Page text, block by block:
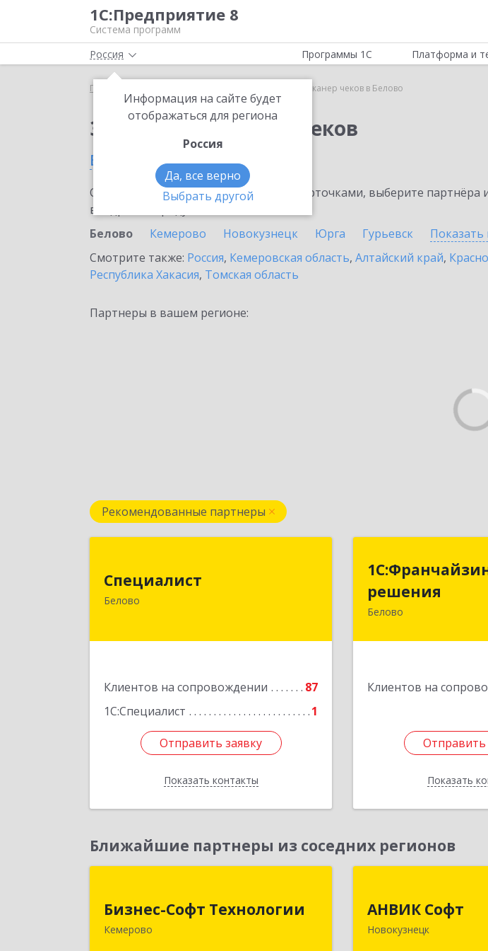
1С:Предприятие 8
Система программ
Россия
Информация на сайте будет
отображаться для региона
Россия
Да, все верно
Выбрать другой
Программы 1С Платформа и
Главная 1С:Сканер чеков в Белово
Заказать 1С:Сканер чеков
в Белово
Ознакомьтесь с информационными карточками, выберите партнёра
внедрение продукта.
Белово
Кемерово Новокузнецк Юрга Гурьевск Показать
Смотрите также: Россия, Кемеровская область, Алтайский край,
Республика Хакасия, Томская область
Партнеры в вашем регионе:
Рекомендованные партнеры
Специалист
Белово
Клиентов на сопровождении
87
1С:Специалист
1
Отправить заявку
Показать контакты
Кемеровская обл, Белово г, Ленина
Подробнее
Отправить заявку
Назад
решения
Белово
Клиентов на
Отправить
Показать
652600,
Отправить
Ближайшие партнеры из соседних регионов
Бизнес-Софт Технологии
Кемерово
650992, Кемеровская область -
Кузбасс обл, Кемерово г, Советский
АНВИК Софт
Новокузнецк
654079,
Кузбасс,